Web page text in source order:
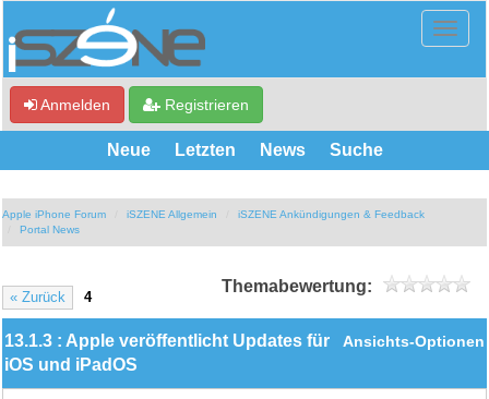
Anmelden Registrieren
Neue Letzten News Suche
Apple iPhone Forum iSZENE Allgemein
iSZENE Ankündigungen & Feedback
Portal News
« Zurück 4
Themabewertung:
Ansichts-Optionen
13.1.3 : Apple veröffentlicht Updates für
iOS und iPadOS